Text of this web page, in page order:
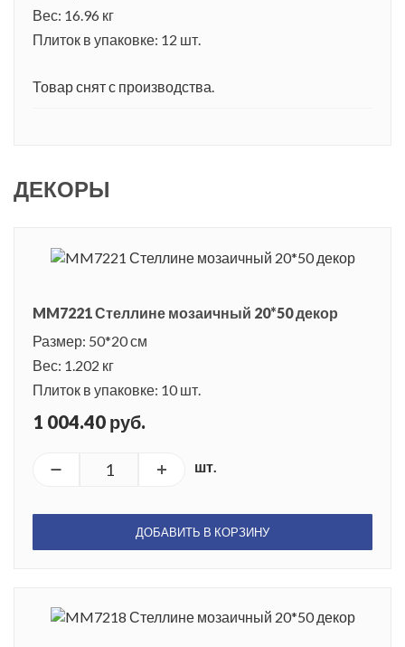
Вес: 16.96 кг
Плиток в упаковке: 12 шт.
Товар снят с производства.
ДЕКОРЫ
MM7221 Стеллине мозаичный 20*50 декор
Размер: 50*20 см
Вес: 1.202 кг
Плиток в упаковке: 10 шт.
1 004.40 руб.
шт.
ДОБАВИТЬ В КОРЗИНУ